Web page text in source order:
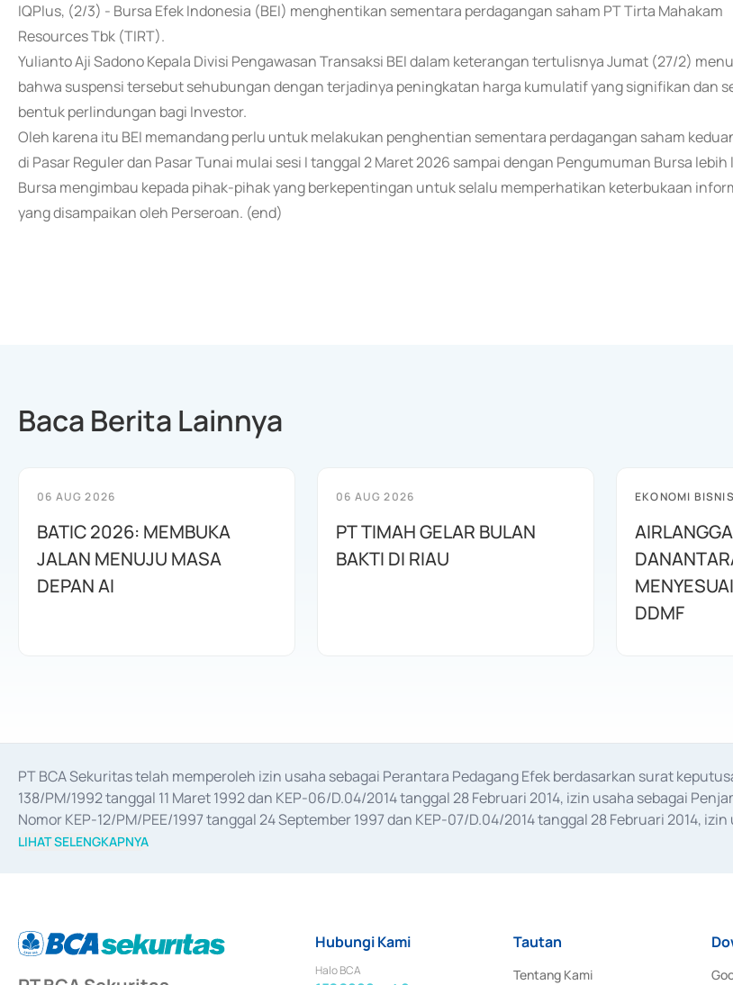
IQPlus, (2/3) - Bursa Efek Indonesia (BEI) menghentikan sementara perdagangan saham PT Tirta Mahakam
Resources Tbk (TIRT).
Yulianto Aji Sadono Kepala Divisi Pengawasan Transaksi BEI dalam keterangan tertulisnya Jumat (27/2)
bahwa suspensi tersebut sehubungan dengan terjadinya peningkatan harga kumulatif yang signifikan dan
bentuk perlindungan bagi Investor.
Oleh karena itu BEI memandang perlu untuk melakukan penghentian sementara perdagangan saham
di Pasar Reguler dan Pasar Tunai mulai sesi I tanggal 2 Maret 2026 sampai dengan Pengumuman Bursa
Bursa mengimbau kepada pihak-pihak yang berkepentingan untuk selalu memperhatikan keterbukaan
yang disampaikan oleh Perseroan. (end)
Baca Berita Lainnya
06 AUG 2026
BATIC 2026: MEMBUKA
JALAN MENUJU MASA
DEPAN AI
06 AUG 2026
PT TIMAH GELAR BULAN
BAKTI DI RIAU
EKONOMI BISNIS
DDMF
PT BCA Sekuritas telah memperoleh izin usaha sebagai Perantara Pedagang Efek berdasarkan surat
138/PM/1992 tanggal 11 Maret 1992 dan KEP-06/D.04/2014 tanggal 28 Februari 2014, izin usaha sebagai
Nomor KEP-12/PM/PEE/1997 tanggal 24 September 1997 dan KEP-07/D.04/2014 tanggal 28 Februari 2014,
merger, akuisisi, divestasi, dan
LIHAT SELENGKAPNYA
Hubungi Kami
Halo BCA
Tautan
Tentang Kami